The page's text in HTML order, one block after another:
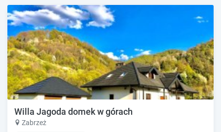
Willa Jagoda domek w górach
Zabrzeż